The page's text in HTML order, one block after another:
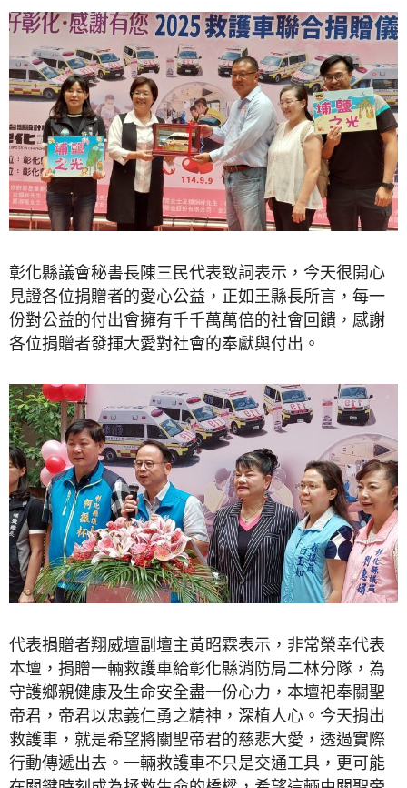
彰化縣議會秘書長陳三民代表致詞表示，今天很開心
見證各位捐贈者的愛心公益，正如王縣長所言，每一
份對公益的付出會擁有千千萬萬倍的社會回饋，感謝
各位捐贈者發揮大愛對社會的奉獻與付出。
代表捐贈者翔威壇副壇主黃昭霖表示，非常榮幸代表
本壇，捐贈一輛救護車給彰化縣消防局二林分隊，為
守護鄉親健康及生命安全盡一份心力，本壇祀奉關聖
帝君，帝君以忠義仁勇之精神，深植人心。今天捐出
救護車，就是希望將關聖帝君的慈悲大愛，透過實際
行動傳遞出去。一輛救護車不只是交通工具，更可能